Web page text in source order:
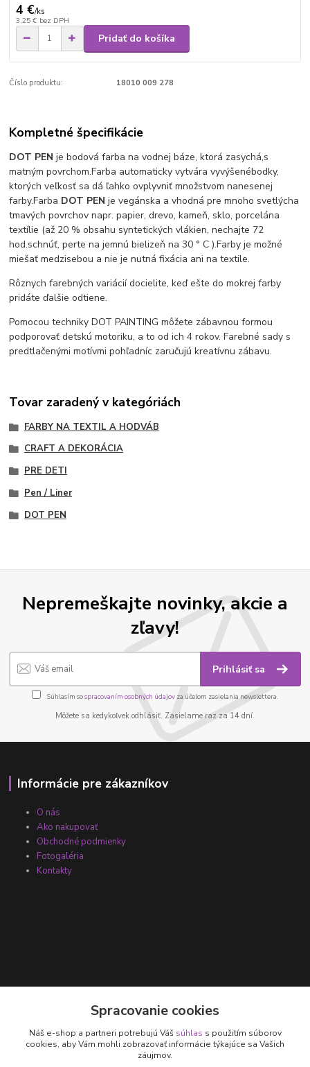
4 €/ks
3,25 € bez DPH
Pridať do košíka
Číslo produktu: 18010 009 278
Kompletné špecifikácie
DOT PEN je bodová farba na vodnej báze, ktorá zasychá,s
matným povrchom.Farba automaticky vytvára vyvýšenébodky,
ktorých veľkosť sa dá ľahko ovplyvniť množstvom nanesenej
farby.Farba DOT PEN je vegánska a vhodná pre mnoho svetlýcha
tmavých povrchov napr. papier, drevo, kameň, sklo, porcelána
textílie (až 20 % obsahu syntetických vlákien, nechajte 72
hod.schnúť, perte na jemnú bielizeň na 30 ° C ).Farby je možné
miešať medzisebou a nie je nutná fixácia ani na textile.
Rôznych farebných variácií docielite, keď ešte do mokrej farby
pridáte ďalšie odtiene.
Pomocou techniky DOT PAINTING môžete zábavnou formou
podporovať detskú motoriku, a to od ich 4 rokov. Farebné sady s
predtlačenými motívmi pohľadníc zaručujú kreatívnu zábavu.
Tovar zaradený v kategóriách
FARBY NA TEXTIL A HODVÁB
CRAFT A DEKORÁCIA
PRE DETI
Pen / Liner
DOT PEN
Nepremeškajte novinky, akcie a
zľavy!
Prihlásiť sa
Súhlasím sospracovaním osobných údajov za účelom zasielania newslettera.
Môžete sa kedykoľvek odhlásiť. Zasielame raz za 14 dní.
Informácie pre zákazníkov
O nás
Ako nakupovať
Obchodné podmienky
Fotogaléria
Kontakty
+421 905 531 251
Spracovanie cookies
Náš e-shop a partneri potrebujú Váš súhlas s použitím súborov
cookies, aby Vám mohli zobrazovať informácie týkajúce sa Vašich
záujmov.